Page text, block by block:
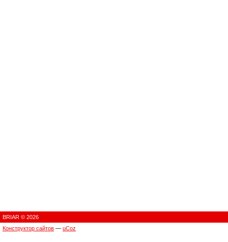
BRIAR © 2026
Конструктор сайтов — uCoz